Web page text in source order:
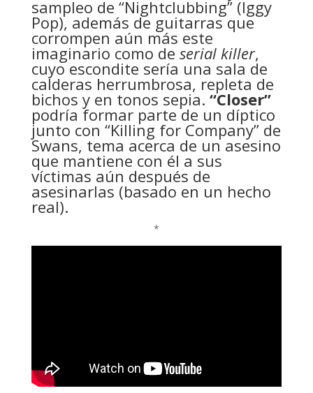
sampleo de “Nightclubbing” (Iggy
Pop), además de guitarras que
corrompen aún más este
imaginario como de serial killer,
cuyo escondite sería una sala de
calderas herrumbrosa, repleta de
bichos y en tonos sepia. “Closer”
podría formar parte de un díptico
junto con “Killing for Company” de
Swans, tema acerca de un asesino
que mantiene con él a sus
víctimas aún después de
asesinarlas (basado en un hecho
real).
*